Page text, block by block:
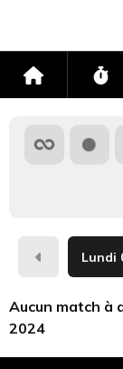
Accueil
Hier
Aucun match à
2024